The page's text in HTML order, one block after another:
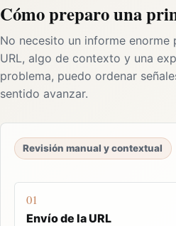
Cómo preparo una
No necesito un informe enorme
URL, algo de contexto y una
problema, puedo ordenar
sentido avanzar.
Revisión manual y contextual
01
Envío de la URL